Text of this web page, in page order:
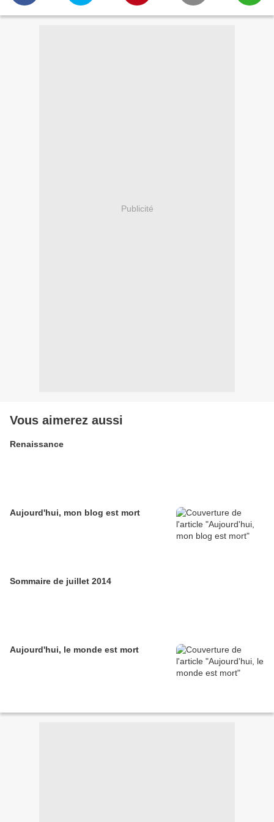
Publicité
Vous aimerez aussi
Renaissance
Aujourd'hui, mon blog est mort
Sommaire de juillet 2014
Aujourd'hui, le monde est mort